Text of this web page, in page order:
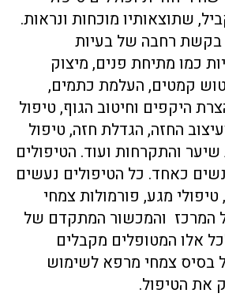
שתוצאותיו מוכחות ונראות.
רחבה של בעיות
כמו מתיחת פנים, מיצוק
קמטים, העלמת כתמים,
היקפים וחיטוב הגוף, טיפול
החזה, הגדלת חזה, טיפול
והתקרחות ועוד. הטיפולים
כאחד. כל הטיפולים נעשים
מגע, פורמולות צמחי
המרכז והמכשור המתקדם של
אלו המטופלים מקבלים
בסיס צמחי מרפא לשימוש
את הטיפול.